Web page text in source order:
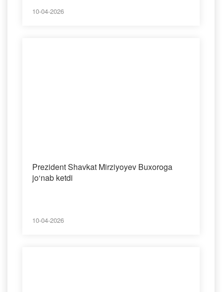
10-04-2026
Prezident Shavkat Mirziyoyev Buxoroga
jo‘nab ketdi
10-04-2026